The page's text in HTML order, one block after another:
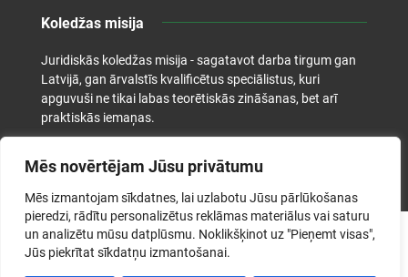
Mēs novērtējam Jūsu privātumu
Mēs izmantojam sīkdatnes, lai uzlabotu Jūsu pārlūkošanas
pieredzi, rādītu personalizētus reklāmas materiālus vai saturu
un analizētu mūsu datplūsmu. Noklikšķinot uz "Pieņemt visas",
Jūs piekrītat sīkdatņu izmantošanai.
Koledžas misija
Juridiskās koledžas misija - sagatavot darba tirgum gan
Latvijā, gan ārvalstīs kvalificētus speciālistus, kuri
apguvuši ne tikai labas teorētiskās zināšanas, bet arī
praktiskās iemaņas.
©2026. Juridiskā koledža. Visas tiesības aizsargātas.